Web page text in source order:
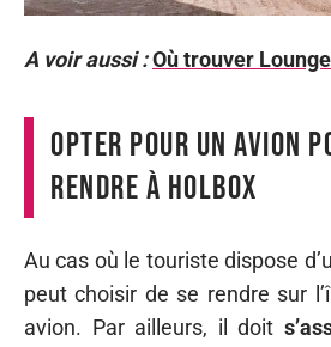
A voir aussi :Où trouver
Opter pour un avion
rendre à Holbox
Au cas où le touriste dispose
peut choisir de se rendre sur
avion. Par ailleurs, il doit